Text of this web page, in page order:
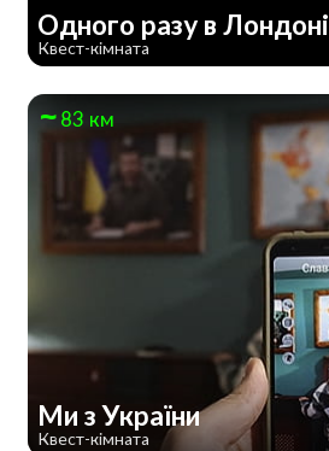
Одного разу в Лондоні
Квест-кімната
83 км
Ми з України
Квест-кімната